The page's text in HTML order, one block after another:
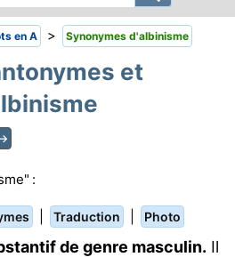
en A > Synonymes d'albinisme
et
:
Traduction Photo
de genre masculin. Il